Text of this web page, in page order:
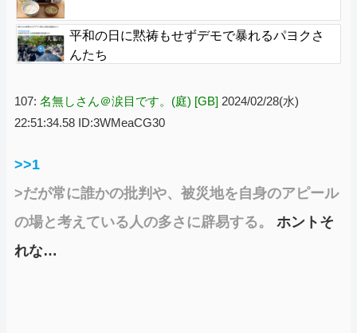
平和の日に黙祷もせずデモで暴れるパヨクさ
んたち
107: 名無しさん＠涙目です。(庭) [GB] 2024/02/28(水)
22:51:34.58 ID:3WMeaCG30
>>1
>だが常に誰かの批判や、被災地を自身のアピール
の場と考えている人の多さに辟易する。 ホントそ
れな…